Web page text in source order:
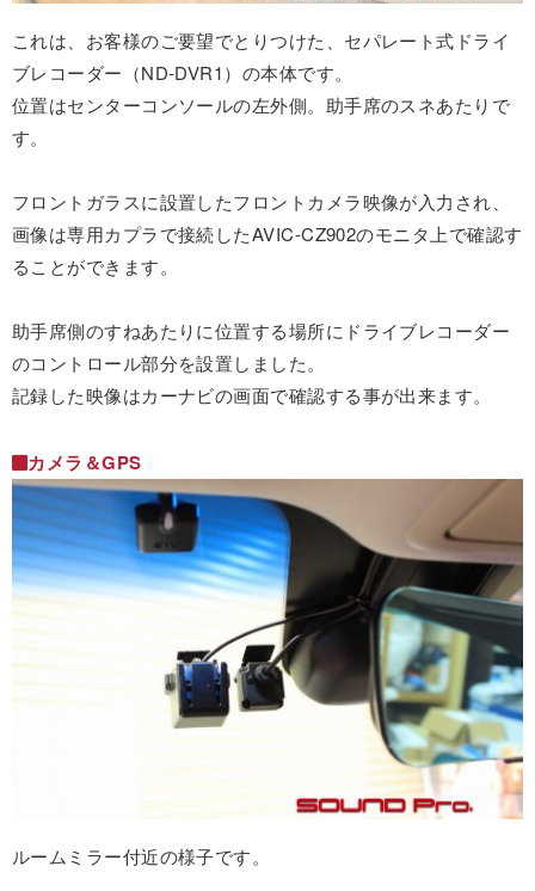
これは、お客様のご要望でとりつけた、セパレート式ドライ
ブレコーダー（ND-DVR1）の本体です。
位置はセンターコンソールの左外側。助手席のスネあたりで
す。
フロントガラスに設置したフロントカメラ映像が入力され、
画像は専用カプラで接続したAVIC-CZ902のモニタ上で確認す
ることができます。
助手席側のすねあたりに位置する場所にドライブレコーダー
のコントロール部分を設置しました。
記録した映像はカーナビの画面で確認する事が出来ます。
カメラ＆GPS
ルームミラー付近の様子です。